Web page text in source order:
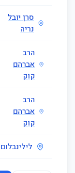
סרן יובל
נריה
הרב
אברהם
קוק
הרב
אברהם
קוק
לילינבלום